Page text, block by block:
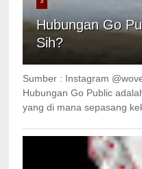
Hubungan Go
Sih?
Sumber : Instagram
Hubungan Go Public
yang di mana sepasang